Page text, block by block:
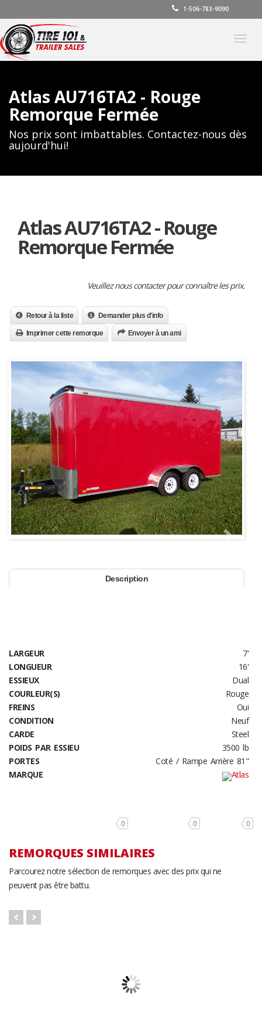
1-506-783-9090
Atlas AU716TA2 - Rouge
Remorque Fermée
Nos prix sont imbattables. Contactez-nous dès
aujourd'hui!
Atlas AU716TA2 - Rouge
Remorque Fermée
Veuillez nous contacter pour connaître les prix.
Retour à la liste Demander plus d'info
Imprimer cette remorque Envoyer à un ami
Description
LARGEUR
7'
LONGUEUR
16'
ESSIEUX
Dual
COURLEUR(S)
Rouge
FREINS
Oui
CONDITION
Neuf
CARDE
Steel
POIDS PAR ESSIEU
3500 lb
PORTES
Coté / Rampe Arrière 81"
MARQUE
0 0 0
REMORQUES SIMILAIRES
Parcourez notre sélection de remorques avec des prix qui ne
peuvent pas être battu.
Remorque Fermée